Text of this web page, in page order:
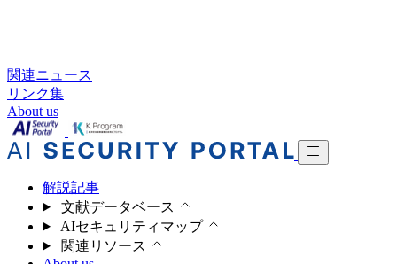
関連ニュース
リンク集
About us
解説記事
文献データベース
AIセキュリティマップ
関連リソース